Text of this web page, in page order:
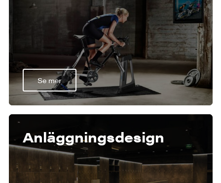
Se mer
Anläggnings­design